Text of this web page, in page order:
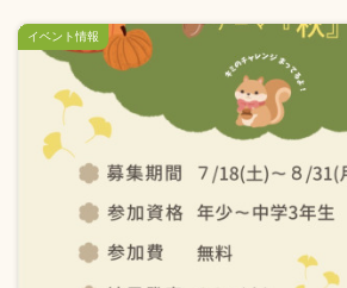
イベント情報